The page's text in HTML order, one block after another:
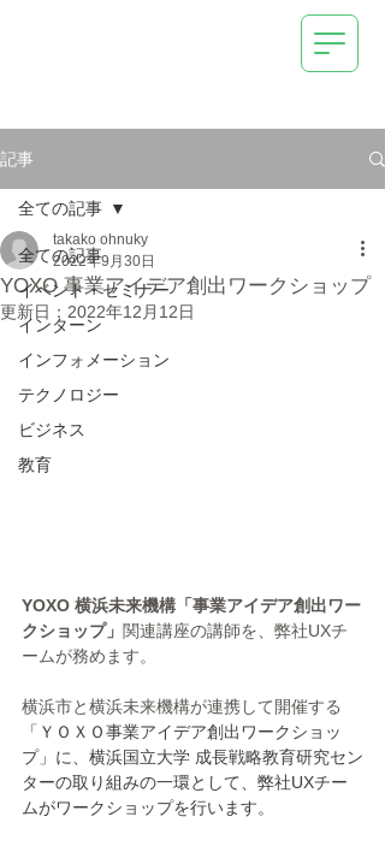
記事
全ての記事
イベント・セミナー
インターン
インフォメーション
テクノロジー
ビジネス
教育
全ての記事
YOXO 事業アイデア創出ワークショップ
takako ohnuky
2022年9月30日
更新日： 2022年12月12日
YOXO 横浜未来機構「事業アイデア創出ワー
クショップ」 関連講座の講師を、弊社UXチ
ームが務めます。
横浜市と横浜未来機構が連携して開催する
「ＹＯＸＯ事業アイデア創出ワークショッ
プ」に、横浜国立大学 成長戦略教育研究セン
ターの取り組みの一環として、弊社UXチー
ムがワークショップを行います。